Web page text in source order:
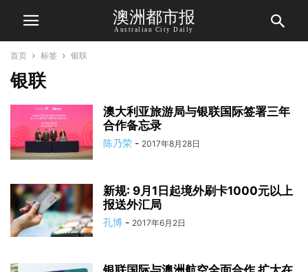
澳洲都市报
Australian City Daily
首页 标签 银联
银联
澳大利亚旅游局与银联国际签署三年
合作备忘录
陈乃荣 - 2017年8月28日
新规: 9月1日起境外刷卡1000元以上
报送外汇局
孔博 - 2017年6月2日